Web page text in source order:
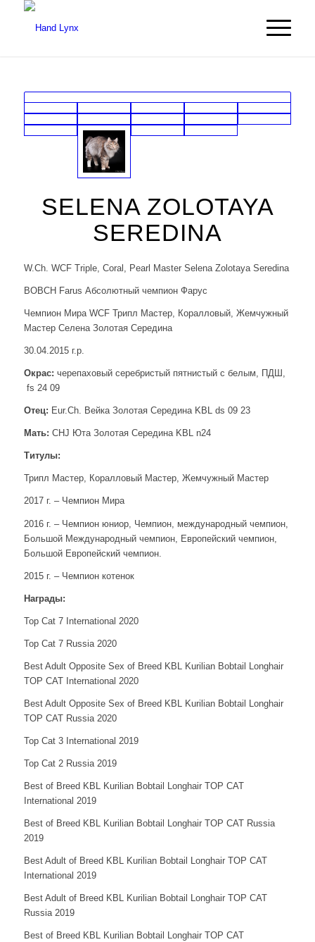
SELENA ZOLOTAYA
SEREDINA
W.Ch. WCF Triple, Coral, Pearl Master Selena Zolotaya Seredina
BOBCH Farus Абсолютный чемпион Фарус
Чемпион Мира WCF Трипл Мастер, Коралловый, Жемчужный
Мастер Селена Золотая Середина
30.04.2015 г.р.
Окрас: черепаховый серебристый пятнистый с белым, ПДШ,
fs 24 09
Отец: Eur.Ch. Вейка Золотая Середина KBL ds 09 23
Мать: CHJ Юта Золотая Середина KBL n24
Титулы:
Трипл Мастер, Коралловый Мастер, Жемчужный Мастер
2017 г. – Чемпион Мира
2016 г. – Чемпион юниор, Чемпион, международный чемпион,
Большой Международный чемпион, Европейский чемпион,
Большой Европейский чемпион.
2015 г. – Чемпион котенок
Награды:
Top Cat 7 International 2020
Top Cat 7 Russia 2020
Best Adult Opposite Sex of Breed KBL Kurilian Bobtail Longhair
TOP CAT International 2020
Best Adult Opposite Sex of Breed KBL Kurilian Bobtail Longhair
TOP CAT Russia 2020
Top Cat 3 International 2019
Top Cat 2 Russia 2019
Best of Breed KBL Kurilian Bobtail Longhair TOP CAT
International 2019
Best of Breed KBL Kurilian Bobtail Longhair TOP CAT Russia
2019
Best Adult of Breed KBL Kurilian Bobtail Longhair TOP CAT
International 2019
Best Adult of Breed KBL Kurilian Bobtail Longhair TOP CAT
Russia 2019
Best of Breed KBL Kurilian Bobtail Longhair TOP CAT